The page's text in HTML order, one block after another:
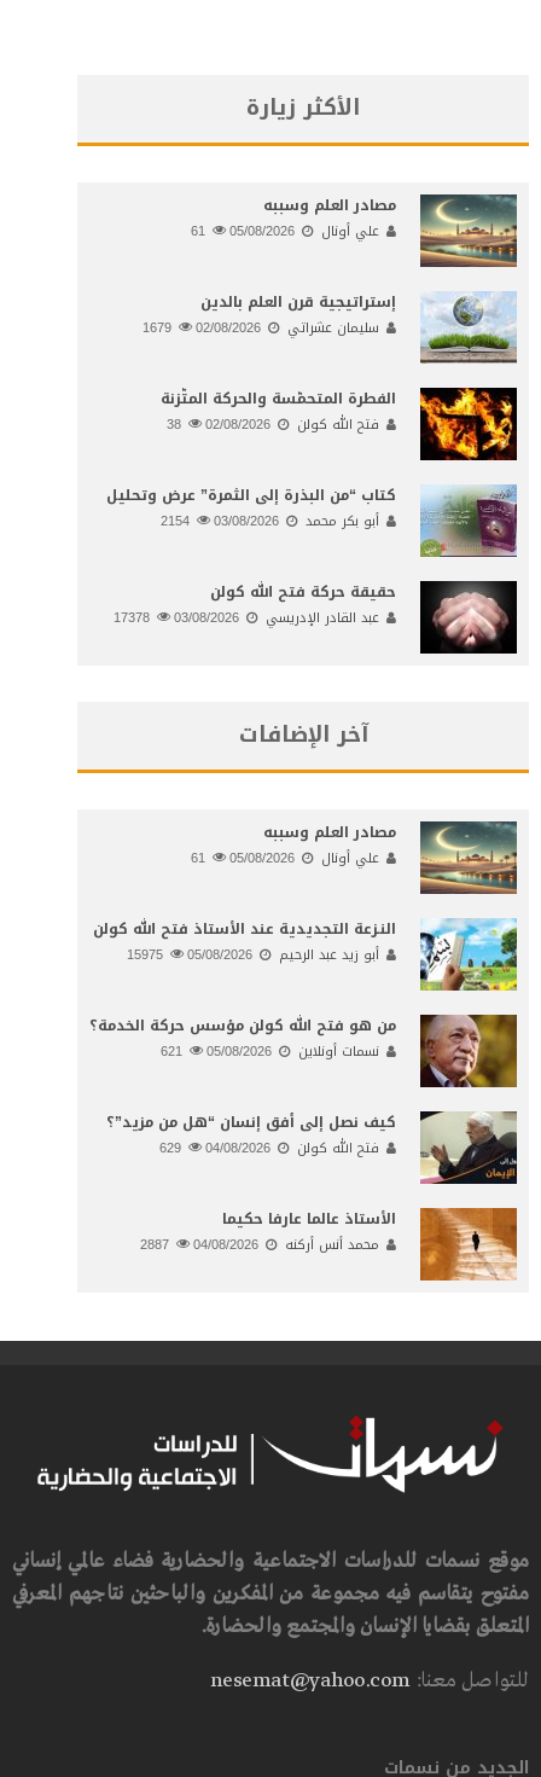
الأكثر زيارة
مصادر العلم وسببه
علي أونال 05/08/2026
إستراتيجية قرن العلم بالدين
سليمان عشراتي 02/08/2026
الفطرة المتحمّسة والحركة المتّزنة
فتح الله كولن 02/08/2026
كتاب “من البذرة إلى الثمرة” عرض وتحليل
أبو بكر محمد 03/08/2026
حقيقة حركة فتح الله كولن
عبد القادر الإدريسي 03/08/2026
آخر الإضافات
مصادر العلم وسببه
علي أونال 05/08/2026
النـزعة التجديدية عند الأستاذ فتح الله كولن
أبو زيد عبد الرحيم 05/08/2026
من هو فتح الله كولن مؤسس حركة الخدمة؟
نسمات أونلاين 05/08/2026
كيف نصل إلى أفق إنسان “هل من مزيد”؟
فتح الله كولن 04/08/2026
الأستاذ عالما عارفا حكيما
محمد أنس أركنه 04/08/2026
موقع نسمات للدراسات الاجتماعية والحضارية فضاء عالمي إنساني
مفتوح يتقاسم فيه مجموعة من المفكرين والباحثين نتاجهم المعرفي
المتعلق بقضايا الإنسان والمجتمع والحضارة.
للتواصل معنا:nesemat@yahoo.com
الجديد من نسمات